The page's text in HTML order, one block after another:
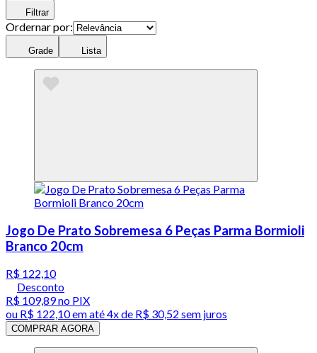
Filtrar
Ordernar por:
Grade Lista
Jogo De Prato Sobremesa 6 Peças Parma Bormioli
Branco 20cm
R$ 122,10
Desconto
R$ 109,89no PIX
ou R$ 122,10em até4x de R$ 30,52 sem juros
COMPRAR AGORA